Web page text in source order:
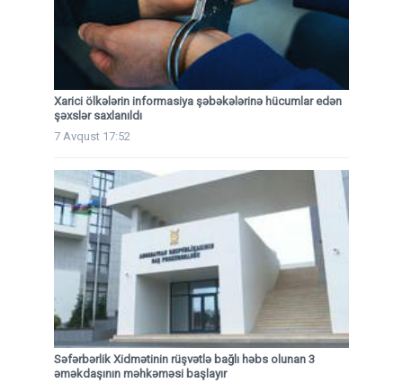
Xarici ölkələrin informasiya şəbəkələrinə hücumlar edən
şəxslər saxlanıldı
7 Avqust 17:52
Səfərbərlik Xidmətinin rüşvətlə bağlı həbs olunan 3
əməkdaşının məhkəməsi başlayır